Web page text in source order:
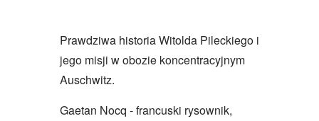
Prawdziwa historia Witolda Pileckiego i
jego misji w obozie koncentracyjnym
Auschwitz.
Gaetan Nocq - francuski rysownik,